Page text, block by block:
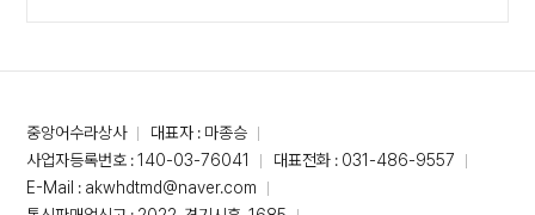
중앙어수라상사
대표자 : 마종승
사업자등록번호 : 140-03-76041
대표전화 : 031-486-9557
E-Mail : akwhdtmd@naver.com